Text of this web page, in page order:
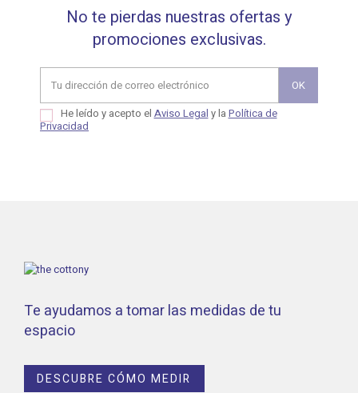
No te pierdas nuestras ofertas y
promociones exclusivas.
He leído y acepto el Aviso Legal y la Política de
Privacidad
Te ayudamos a tomar las medidas de tu
espacio
DESCUBRE CÓMO MEDIR